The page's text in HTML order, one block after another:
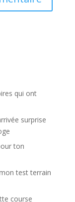
qui ont
surprise
ton
test terrain
course